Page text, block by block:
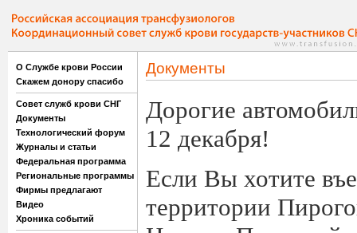
О Службе крови России
Скажем донору спасибо
Совет служб крови СНГ
Документы
Технологический форум
Журналы и статьи
Федеральная программа
Региональные программы
Фирмы предлагают
Видео
Хроника событий
Документы
Дорогие
12 декабря!
Если Вы хотите
территории